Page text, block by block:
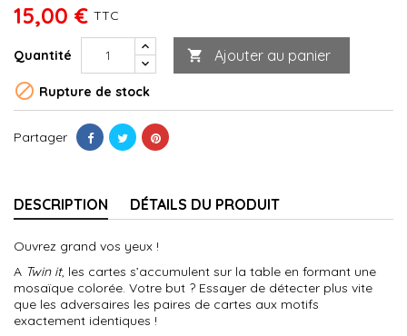
15,00 € TTC
Quantité  Ajouter au panier
 Rupture de stock
Partager
DESCRIPTION DÉTAILS DU PRODUIT
Ouvrez grand vos yeux !
A Twin it, les cartes s’accumulent sur la table en formant une
mosaïque colorée. Votre but ? Essayer de détecter plus vite
que les adversaires les paires de cartes aux motifs
exactement identiques !